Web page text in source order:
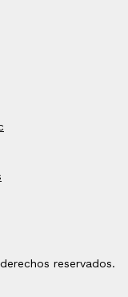
reservados.